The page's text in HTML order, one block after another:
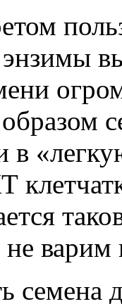
в
варим
семена